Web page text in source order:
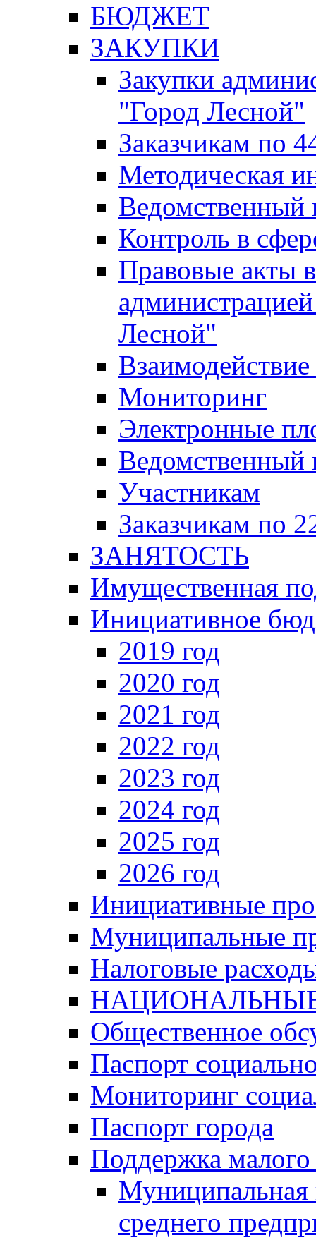
БЮДЖЕТ
ЗАКУПКИ
Закупки
"Город Лесной"
Заказчикам по
Методическая
Ведомственный
Контроль в
Правовые акты
Лесной"
Мониторинг
Электронные
Ведомственный
Участникам
Заказчикам по
ЗАНЯТОСТЬ
Имущественная
Инициативное
2019 год
2020 год
2021 год
2022 год
2023 год
2024 год
2025 год
2026 год
Инициативные
Муниципальные
Налоговые
Общественное
Паспорт
Мониторинг
Паспорт города
Поддержка малого
Муниципальная
среднего